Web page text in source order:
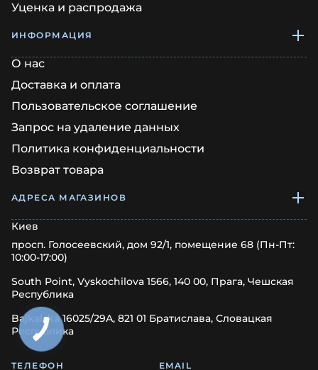
Уценка и распродажа
ИНФОРМАЦИЯ
О нас
Доставка и оплата
Пользовательское соглашение
Запрос на удаление данных
Политика конфиденциальности
Возврат товара
АДРЕСА МАГАЗИНОВ
Киев
просп. Голосеевский, дом 92/1, помещение 68 (Пн-Пт:
10:00-17:00)
South Point, Vyskochilova 1566, 140 00, Прага, Чешская
Республика
Bajkalská 16025/29A, 821 01 Братислава, Словацкая
Республика
ТЕЛЕФОН EMAIL